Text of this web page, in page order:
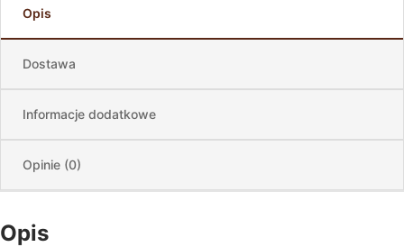
Opis
Dostawa
Informacje dodatkowe
Opinie (0)
Opis